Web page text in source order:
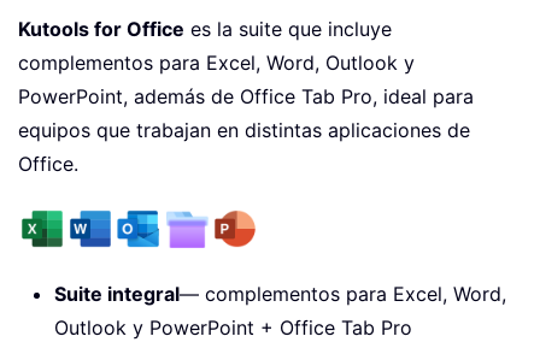
Kutools for Office es la suite que incluye
complementos para Excel, Word, Outlook y
PowerPoint, además de Office Tab Pro, ideal para
equipos que trabajan en distintas aplicaciones de
Office.
Suite integral— complementos para Excel, Word,
Outlook y PowerPoint + Office Tab Pro